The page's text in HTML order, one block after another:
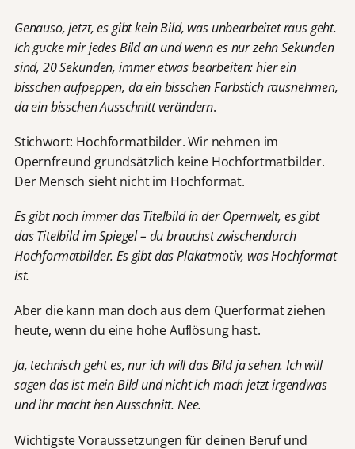
Genauso, jetzt, es gibt kein Bild, was unbearbeitet raus geht.
Ich gucke mir jedes Bild an und wenn es nur zehn Sekunden
sind, 20 Sekunden, immer etwas bearbeiten: hier ein
bisschen aufpeppen, da ein bisschen Farbstich rausnehmen,
da ein bisschen Ausschnitt verändern.
Stichwort: Hochformatbilder. Wir nehmen im
Opernfreund grundsätzlich keine Hochfortmatbilder.
Der Mensch sieht nicht im Hochformat.
Es gibt noch immer das Titelbild in der Opernwelt, es gibt
das Titelbild im Spiegel – du brauchst zwischendurch
Hochformatbilder. Es gibt das Plakatmotiv, was Hochformat
ist.
Aber die kann man doch aus dem Querformat ziehen
heute, wenn du eine hohe Auflösung hast.
Ja, technisch geht es, nur ich will das Bild ja sehen. Ich will
sagen das ist mein Bild und nicht ich mach jetzt irgendwas
und ihr macht ´nen Ausschnitt. Nee.
Wichtigste Voraussetzungen für deinen Beruf und